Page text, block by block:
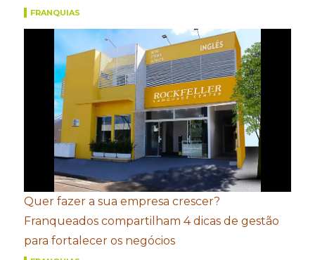
FRANQUIAS
Quer fazer a sua empresa crescer?
Franqueados compartilham 4 dicas de gestão
para fortalecer os negócios